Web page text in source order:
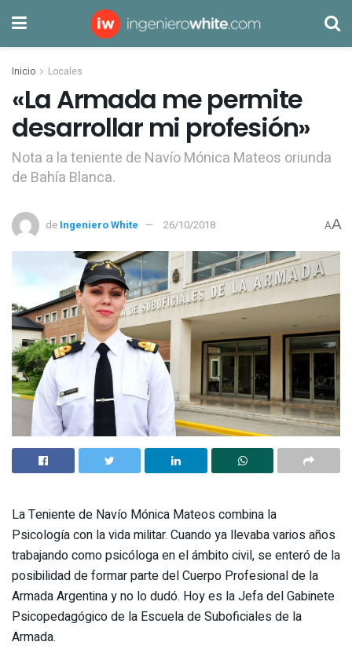
Inicio Locales
«La Armada me permite
desarrollar mi profesión»
Nota a la teniente de Navío Mónica Mateos oriunda
de Bahía Blanca.
de Ingeniero White 26/10/2018 AA
La Teniente de Navío Mónica Mateos combina la
Psicología con la vida militar. Cuando ya llevaba varios años
trabajando como psicóloga en el ámbito civil, se enteró de la
posibilidad de formar parte del Cuerpo Profesional de la
Armada Argentina y no lo dudó. Hoy es la Jefa del Gabinete
Psicopedagógico de la Escuela de Suboficiales de la
Armada.